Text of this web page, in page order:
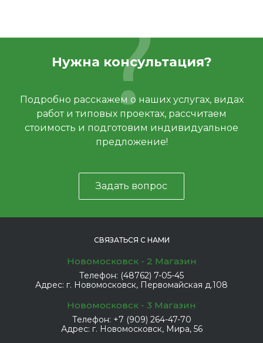
Нужна консультация?
Подробно расскажем о наших услугах, видах
работ и типовых проектах, рассчитаем
стоимость и подготовим индивидуальное
предложение!
Задать вопрос
СВЯЗАТЬСЯ С НАМИ
Новомосковск - 2 Магазин
Телефон: (48762) 7-05-45
Адрес: г. Новомосковск, Первомайская д.108
Новомосковск - 3 Магазин
Телефон: +7 (909) 264-47-70
Адрес: г. Новомосковск, Мира, 56